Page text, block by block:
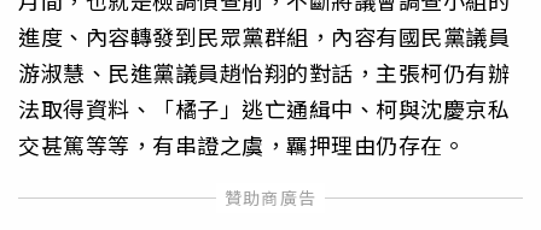
進度、內容轉發到民眾黨群組，內容有國民黨議員
游淑慧、民進黨議員趙怡翔的對話，主張柯仍有辦
法取得資料、「橘子」逃亡通緝中、柯與沈慶京私
交甚篤等等，有串證之虞，羈押理由仍存在。